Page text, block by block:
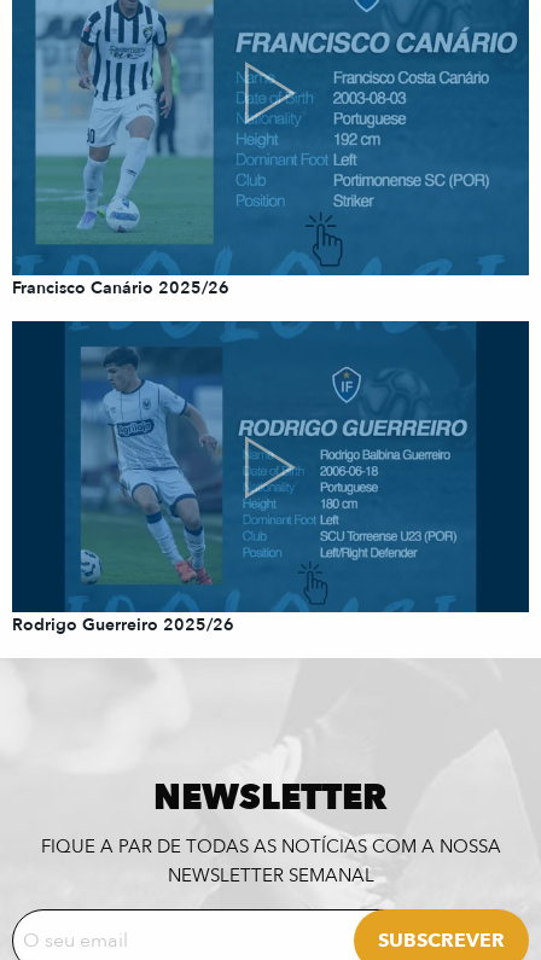
Francisco Canário 2025/26
Rodrigo Guerreiro 2025/26
NEWSLETTER
FIQUE A PAR DE TODAS AS NOTÍCIAS COM A NOSSA
NEWSLETTER SEMANAL